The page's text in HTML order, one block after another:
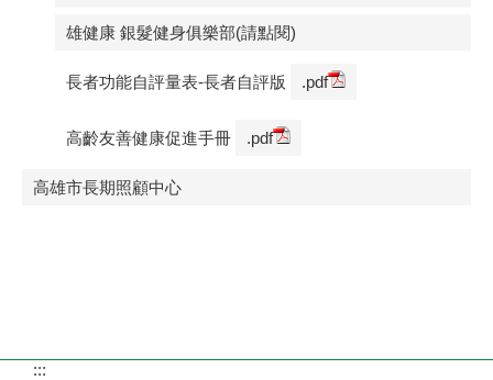
雄健康 銀髮健身俱樂部(請點閱)
長者功能自評量表-長者自評版 .pdf
高齡友善健康促進手冊 .pdf
高雄市長期照顧中心
:::